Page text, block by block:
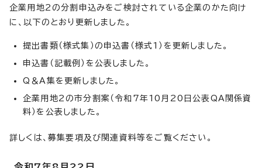
企業用地2の分割申込みをご検討されている企業のかた向け
に、以下のとおり更新しました。
提出書類（様式集）の申込書（様式1）を更新しました。
申込書（記載例）を公表しました。
Q＆A集を更新しました。
企業用地2の市分割案（令和7年10月20日公表QA関係資
料）を公表しました。
詳しくは、募集要項及び関連資料等をご覧ください。